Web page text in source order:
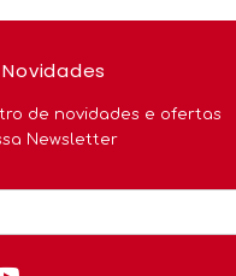
de novidades e ofertas
Newsletter